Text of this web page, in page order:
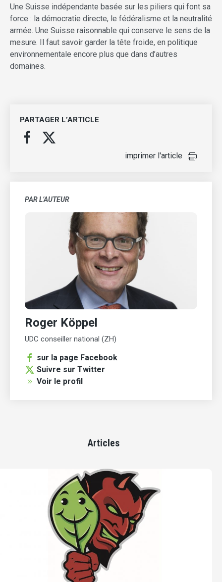
Une Suisse indépendante basée sur les piliers qui font sa
force : la démocratie directe, le fédéralisme et la neutralité
armée. Une Suisse raisonnable qui conserve le sens de la
mesure. Il faut savoir garder la tête froide, en politique
environnementale encore plus que dans d’autres
domaines.
PARTAGER L’ARTICLE
imprimer l'article
PAR L’AUTEUR
Roger Köppel
UDC conseiller national (ZH)
sur la page Facebook
Suivre sur Twitter
Voir le profil
Articles